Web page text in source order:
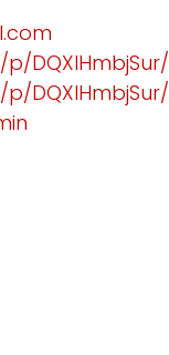
DQXIHmbjSur/
DQXIHmbjSur/